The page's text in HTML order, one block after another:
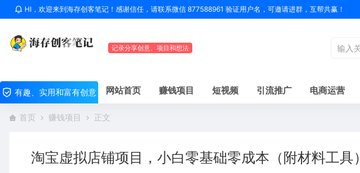
HI，欢迎来到海存创客笔记！感谢信任，请联系微信 877588961 验证用户名，可邀请进群，互帮共赢！
记录分享创意、项目和想法
有趣、实用和富有创意 网站首页 赚钱项目 短视频 引流推广 电商运营
首页 赚钱项目 正文
淘宝虚拟店铺项目，小白零基础零成本（附材料工具）